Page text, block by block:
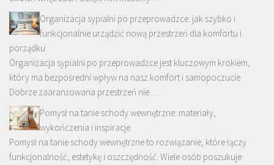
Organizacja sypialni po przeprowadzce: jak szybko i
funkcjonalnie urządzić nową przestrzeń dla komfortu i
porządku
Organizacja sypialni po przeprowadzce jest kluczowym krokiem,
który ma bezpośredni wpływ na nasz komfort i samopoczucie.
Dobrze zaaranżowana przestrzeń nie …
Pomysł na tanie schody wewnętrzne: materiały,
wykończenia i inspiracje
Pomysł na tanie schody wewnętrzne to rozwiązanie, które łączy
funkcjonalność, estetykę i oszczędność. Wiele osób poszukuje